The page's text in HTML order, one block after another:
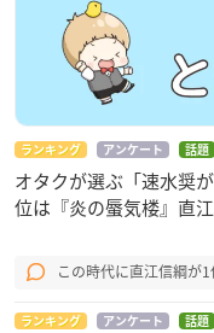
ランキング アンケート 話題
オタクが選ぶ「速水奨
位は『炎の蜃気楼』直江
この時代に直江信綱が
ランキング アンケート 話題